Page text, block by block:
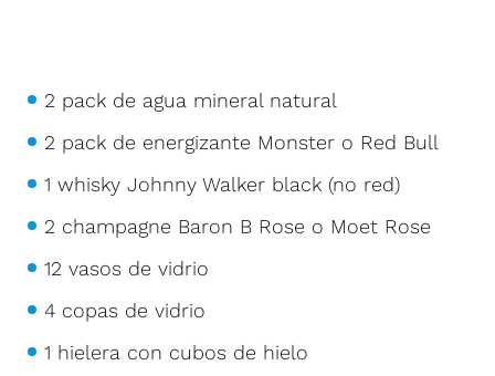
2 pack de agua mineral natural
2 pack de energizante Monster o Red Bull
1 whisky Johnny Walker black (no red)
2 champagne Baron B Rose o Moet Rose
12 vasos de vidrio
4 copas de vidrio
1 hielera con cubos de hielo